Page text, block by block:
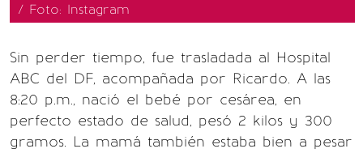
/ Foto: Instagram
Sin perder tiempo, fue trasladada al Hospital
ABC del DF, acompañada por Ricardo. A las
8:20 p.m., nació el bebé por cesárea, en
perfecto estado de salud, pesó 2 kilos y 300
gramos. La mamá también estaba bien a pesar